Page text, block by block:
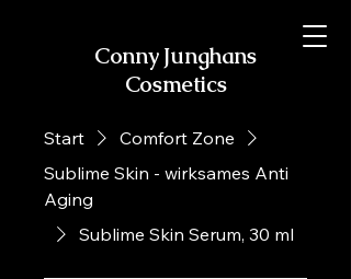
Conny Junghans
Cosmetics
Start
Comfort Zone
Sublime Skin - wirksames Anti
Aging
Sublime Skin Serum, 30 ml